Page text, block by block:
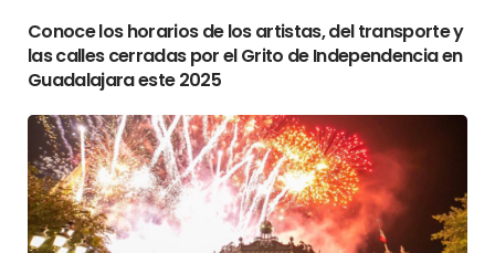
Conoce los horarios de los artistas, del transporte y
las calles cerradas por el Grito de Independencia en
Guadalajara este 2025